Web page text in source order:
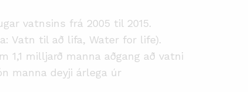
vatnsins frá 2005 til 2015.
Vatn til að lifa, Water for life).
1,1 milljarð manna aðgang að vatni
manna deyji árlega úr